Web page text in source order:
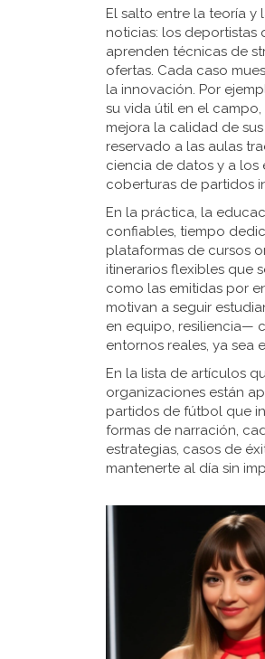
El salto entre la teoría y
noticias: los deportistas
aprenden técnicas de
ofertas. Cada caso
la innovación. Por
su vida útil en el
mejora la calidad de
reservado a las aulas
ciencia de datos y a
coberturas de partidos
En la práctica, la
confiables, tiempo
plataformas de cursos
itinerarios flexibles que
como las emitidas por
motivan a seguir
en equipo, resiliencia—
entornos reales, ya sea
En la lista de artículos
organizaciones están
partidos de fútbol que
formas de narración,
estrategias, casos de
mantenerte al día sin